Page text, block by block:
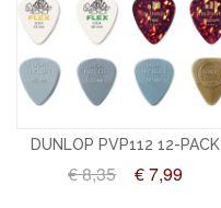
DUNLOP PVP112 12-PACK
€ 8,35 € 7,99